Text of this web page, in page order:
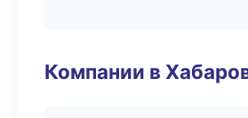
Компании в